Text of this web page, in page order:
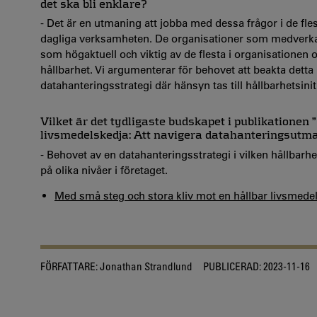
det ska bli enklare?
- Det är en utmaning att jobba med dessa frågor i de
dagliga verksamheten. De organisationer som
som högaktuell och viktig av de flesta i organisationen
hållbarhet. Vi argumenterar för behovet att beakta
datahanteringsstrategi där hänsyn tas till
Vilket är det tydligaste budskapet i publikationen
livsmedelskedja: Att navigera
- Behovet av en datahanteringsstrategi i vilken
på olika nivåer i företaget.
Med små steg och stora kliv mot en hållbar
FÖRFATTARE:Jonathan Strandlund PUBLICERAD:2023-11-16